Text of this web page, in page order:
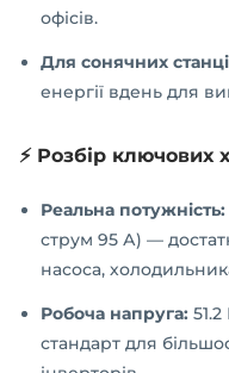
офісів.
Для сонячних
енергії вдень для
⚡ Розбір ключових
Реальна потужність:
струм 95 А) —
насоса,
Робоча напруга:
стандарт для